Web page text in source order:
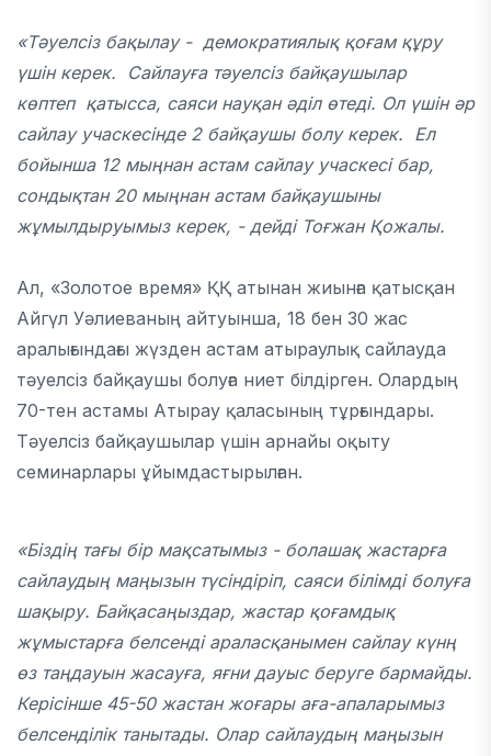
«Тәуелсіз бақылау - демократиялық қоғам құру
үшін керек. Сайлауға тәуелсіз байқаушылар
көптеп қатысса, саяси науқан әділ өтеді. Ол үшін әр
сайлау учаскесінде 2 байқаушы болу керек. Ел
бойынша 12 мыңнан астам сайлау учаскесі бар,
сондықтан 20 мыңнан астам байқаушыны
жұмылдыруымыз керек, - дейді Тоғжан Қожалы.
Ал, «Золотое время» ҚҚ атынан жиынға қатысқан
Айгүл Уәлиеваның айтуынша, 18 бен 30 жас
аралығындағы жүзден астам атыраулық сайлауда
тәуелсіз байқаушы болуға ниет білдірген. Олардың
70-тен астамы Атырау қаласының тұрғындары.
Тәуелсіз байқаушылар үшін арнайы оқыту
семинарлары ұйымдастырылған.
«Біздің тағы бір мақсатымыз - болашақ жастарға
сайлаудың маңызын түсіндіріп, саяси білімді болуға
шақыру. Байқасаңыздар, жастар қоғамдық
жұмыстарға белсенді араласқанымен сайлау күнң
өз таңдауын жасауға, яғни дауыс беруге бармайды.
Керісінше 45-50 жастан жоғары аға-апаларымыз
белсенділік танытады. Олар сайлаудың маңызын